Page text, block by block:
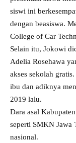
siswi ini
dengan beasiswa.
College of Car
Selain itu, Jokowi
Adelia Rosehawa
akses sekolah
ibu dan adiknya
2019 lalu.
Dara asal
seperti SMKN Jawa
nasional.